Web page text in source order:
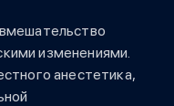
изменениями.
анестетика,